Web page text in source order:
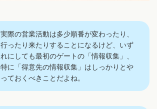
実際の営業活動は多少順番が変わったり、
行ったり来たりすることになるけど、いず
れにしても最初のゲートの「情報収集」、
特に「得意先の情報収集」はしっかりとや
っておくべきことだよね。